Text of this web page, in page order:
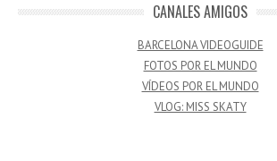
CANALES AMIGOS
BARCELONA VIDEOGUIDE
FOTOS POR EL MUNDO
VÍDEOS POR EL MUNDO
VLOG: MISS SKATY